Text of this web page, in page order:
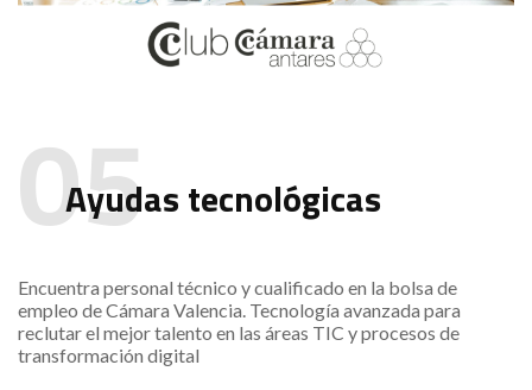
Ayudas tecnológicas
Encuentra personal técnico y cualificado en la bolsa de
empleo de Cámara Valencia. Tecnología avanzada para
reclutar el mejor talento en las áreas TIC y procesos de
transformación digital